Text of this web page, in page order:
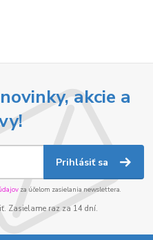
akcie a
Prihlásiť sa
za účelom zasielania newslettera.
Zasielame raz za 14 dní.